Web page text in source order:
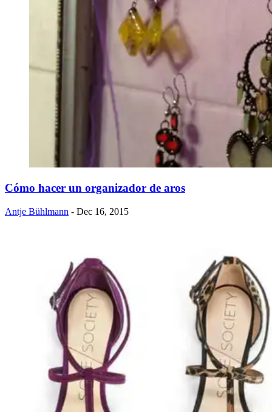
Cómo hacer un organizador de aros
Antje Bühlmann - Dec 16, 2015